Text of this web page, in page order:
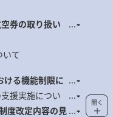
券の取り扱い
いて
ける機能制限に
援実施につい
度改定内容の見
開く